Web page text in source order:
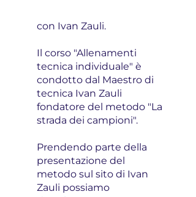
con Ivan Zauli.
Il corso "Allenamenti
tecnica individuale" è
condotto dal Maestro di
tecnica Ivan Zauli
fondatore del metodo "La
strada dei campioni".
Prendendo parte della
presentazione del
metodo sul sito di Ivan
Zauli possiamo